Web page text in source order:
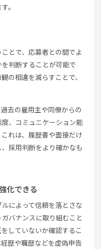
。
とで、応募者との間でよ
判断することが可能で
の相違を減らすことで、
去の雇用主や同僚からの
、コミュニケーション能
れは、履歴書や面接だけ
採用判断をより確かなも
化できる
によって信頼を落とさな
バナンスに取り組むこと
していないか確認するこ
歴や職歴などを虚偽申告